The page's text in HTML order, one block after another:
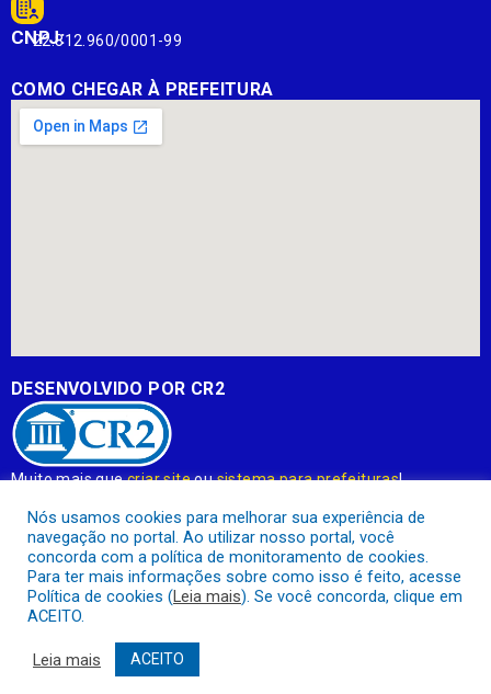
CNPJ:
22.812.960/0001-99
COMO CHEGAR À PREFEITURA
DESENVOLVIDO POR CR2
Muito mais quecriar siteousistema para prefeituras!
contrato que todas as exigências das leis de transparência
públicaserão atendidas.
Conheça oPNTPe o Radar da Transparência Pública
Nós usamos cookies para melhorar sua experiência de
navegação no portal. Ao utilizar nosso portal, você
concorda com a política de monitoramento de cookies.
Para ter mais informações sobre como isso é feito, acesse
Política de cookies (Leia mais). Se você concorda, clique em
ACEITO.
Leia mais ACEITO